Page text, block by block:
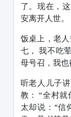
了。现在，
安离开人世。
饭桌上，老
七， 我不吃
母号召，我也
听老人儿子
教： “全村
太却说：“信